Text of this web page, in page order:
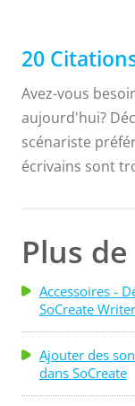
20
Avez-vous
aujourd'hui?
scénariste
écrivains sont
avez besoin de
script." -Alfred
script soit
pourra jamais
Richard E.
sans raconter
Plus
Accessoires -
SoCreate
Ajouter des
dans SoCreate